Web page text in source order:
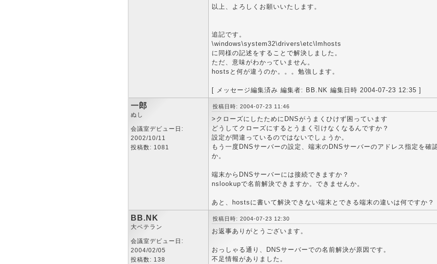
以上、よろしくお願いいたします。
追記です。
\windows\system32\drivers\etc\lmhosts
に同様の記述をすることで解決しました。
ただ、意味がわかっていません。
hostsと何が違うのか。。。勉強します。
[ メッセージ編集済み 編集者: BB.NK 編集日時 2004-07-23 12:35 ]
一郎
ぬし
会議室デビュー日:
2002/10/11
投稿数: 1081
投稿日時: 2004-07-23 11:46
>クローズにしたためにDNSがうまくひけず困っています
どうしてクローズにするとうまく引けなくなるんですか？
設定が間違っているのではないでしょうか。
もう一度DNSサーバーの設定、端末のDNSサーバーのアドレス指定を確
か。
端末からDNSサーバーには接続できますか？
nslookupで名前解決できますか。できませんか。
あと、hostsに書いて解決できない端末とできる端末の違いは何ですか？
BB.NK
大ベテラン
会議室デビュー日:
2004/02/05
投稿数: 138
投稿日時: 2004-07-23 12:30
お返事ありがとうございます。
おっしゃる通り、DNSサーバーでの名前解決が原因です。
不足情報がありました。